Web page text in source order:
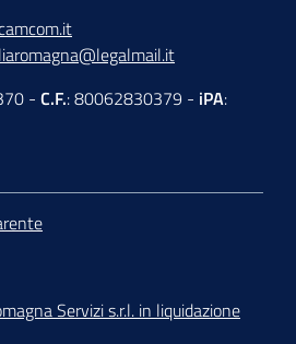
- C.F.: 80062830379 - iPA:
Servizi s.r.l. in liquidazione